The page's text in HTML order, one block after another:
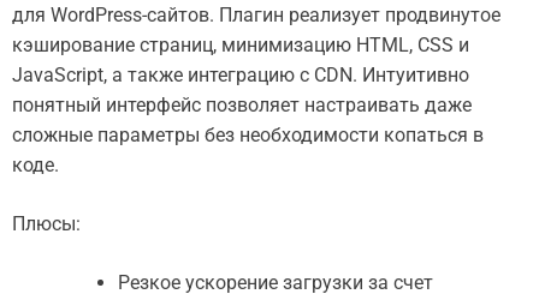
для WordPress-сайтов. Плагин реализует продвинутое
кэширование страниц, минимизацию HTML, CSS и
JavaScript, а также интеграцию с CDN. Интуитивно
понятный интерфейс позволяет настраивать даже
сложные параметры без необходимости копаться в
коде.
Плюсы:
Резкое ускорение загрузки за счет